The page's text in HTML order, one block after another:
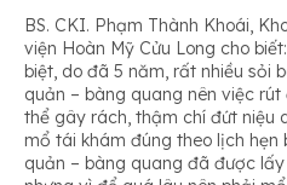
BS. CKI. Phạm Thành Khoái,
viện Hoàn Mỹ Cửu Long cho
biệt, do đã 5 năm, rất nhiều sỏi
quản – bàng quang nên việc
thể gây rách, thậm chí đứt niệu
mổ tái khám đúng theo lịch hẹn
quản – bàng quang đã được